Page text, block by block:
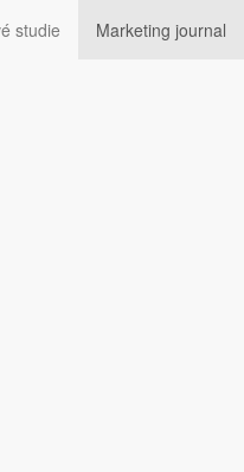
studie
Marketing journal
IKEA se